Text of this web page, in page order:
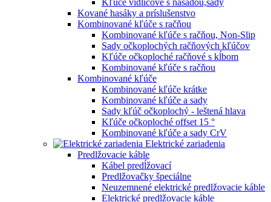
Kované hasáky a príslušenstvo
Kombinované kľúče s račňou
Kombinované kľúče s račňou, Non-Slip
Sady očkoplochých račňových kľúčov
Kľúče očkoploché račňové s kĺbom
Kombinované kľúče s račňou
Kombinované kľúče
Kombinované kľúče krátke
Kombinované kľúče a sady
Sady kľúč očkoplochý - leštená hlava
Kľúče očkoploché offset 15 °
Kombinované kľúče a sady CrV
Elektrické zariadenia
Predlžovacie káble
Kábel predĺžovací
Predlžovačky špeciálne
Neuzemnené elektrické predlžovacie káble
Elektrické predlžovacie káble